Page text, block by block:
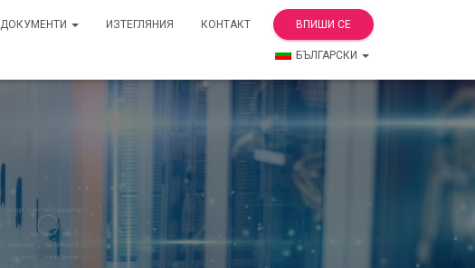
ДОКУМЕНТИ ИЗТЕГЛЯНИЯ КОНТАКТ ВПИШИ СЕ
БЪЛГАРСКИ